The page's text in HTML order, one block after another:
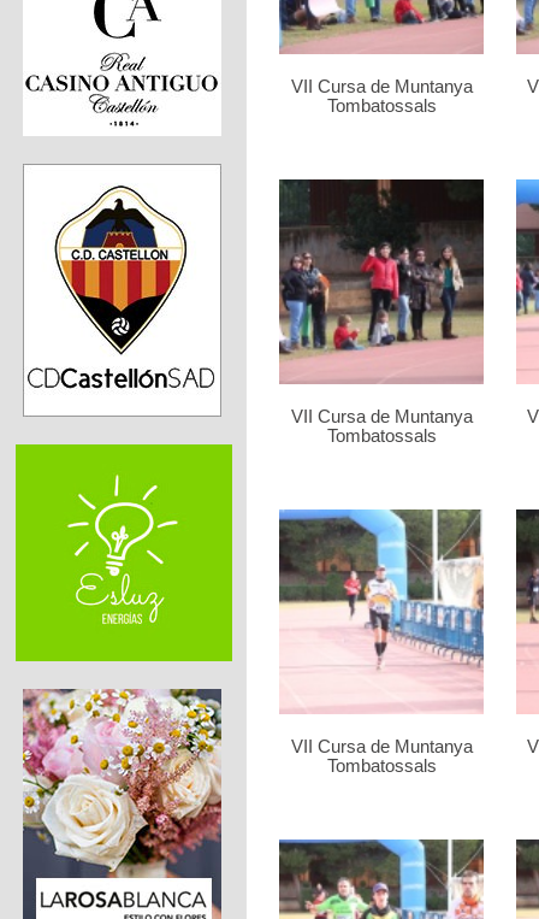
VII Cursa de Muntanya
Tombatossals
VII Cursa de Muntanya
Tombatossals
VII Cursa de Muntanya
Tombatossals